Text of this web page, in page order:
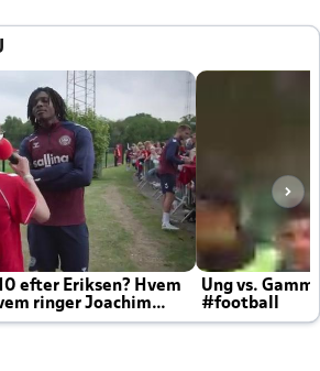
efter Eriksen? Hvem
ringer Joachim
Ung vs.
#football